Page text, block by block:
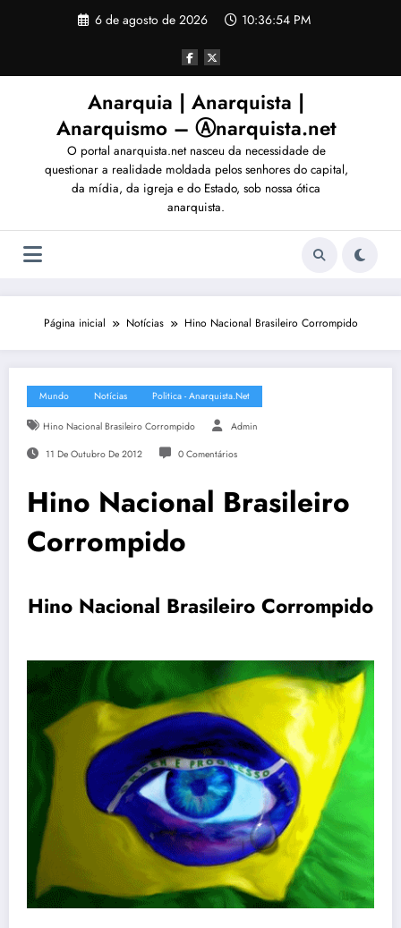
6 de agosto de 2026 10:36:54 PM
Anarquia | Anarquista |
Anarquismo – Ⓐnarquista.net
O portal anarquista.net nasceu da necessidade de
questionar a realidade moldada pelos senhores do capital,
da mídia, da igreja e do Estado, sob nossa ótica
anarquista.
Página inicial Notícias Hino Nacional Brasileiro Corrompido
Mundo Notícias Politica - Anarquista.net
Hino Nacional Brasileiro Corrompido Admin
11 De Outubro De 2012 0 Comentários
Hino Nacional Brasileiro
Corrompido
Hino Nacional Brasileiro Corrompido